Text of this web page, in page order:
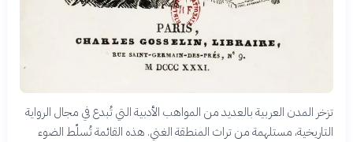
تزخر المدن العربية بالعديد من المواهب الأدبية التي تُبدع في مجال الرواية
التاريخية، مستلهمة من تراث المنطقة الغني. هذه القائمة تُسلّط الضوء